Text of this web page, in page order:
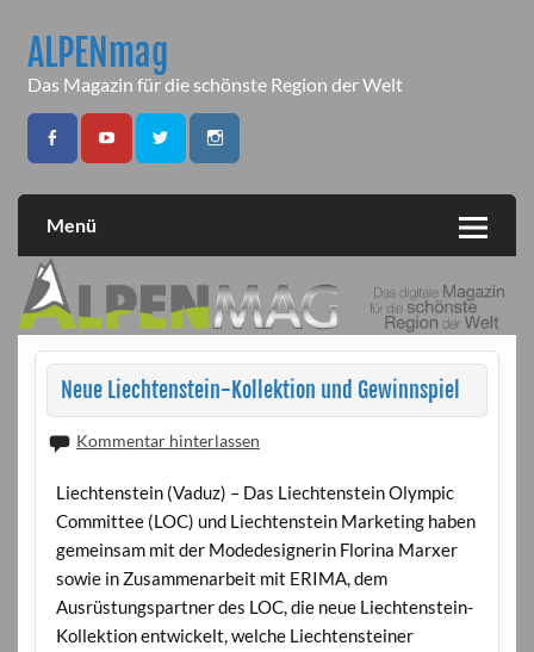
contentALPENmag
Das Magazin für die schönste Region der Welt
Menü
Neue Liechtenstein-Kollektion und Gewinnspiel
Kommentar hinterlassen
Liechtenstein (Vaduz) – Das Liechtenstein Olympic
Committee (LOC) und Liechtenstein Marketing haben
gemeinsam mit der Modedesignerin Florina Marxer
sowie in Zusammenarbeit mit ERIMA, dem
Ausrüstungspartner des LOC, die neue Liechtenstein-
Kollektion entwickelt, welche Liechtensteiner